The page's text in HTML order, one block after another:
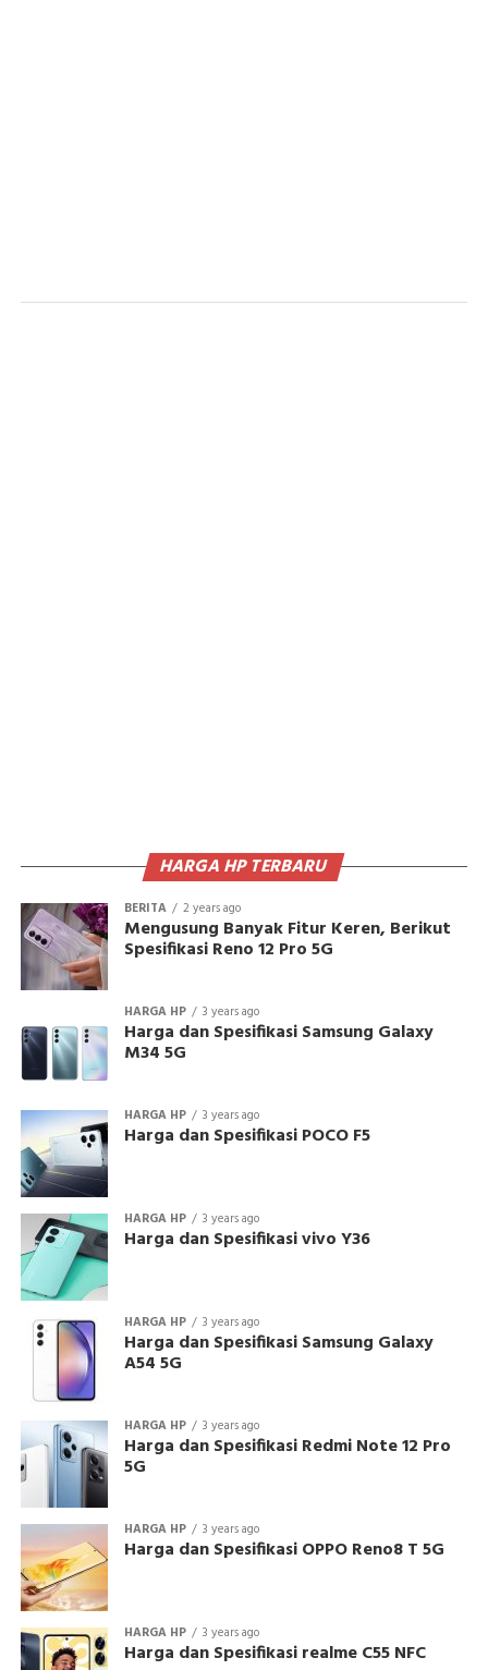
HARGA HP TERBARU
BERITA 2 years ago
Mengusung Banyak Fitur Keren, Berikut
Spesifikasi Reno 12 Pro 5G
HARGA HP 3 years ago
Harga dan Spesifikasi Samsung Galaxy
M34 5G
HARGA HP 3 years ago
Harga dan Spesifikasi POCO F5
HARGA HP 3 years ago
Harga dan Spesifikasi vivo Y36
HARGA HP 3 years ago
Harga dan Spesifikasi Samsung Galaxy
A54 5G
HARGA HP 3 years ago
Harga dan Spesifikasi Redmi Note 12 Pro
5G
HARGA HP 3 years ago
Harga dan Spesifikasi OPPO Reno8 T 5G
HARGA HP 3 years ago
Harga dan Spesifikasi realme C55 NFC